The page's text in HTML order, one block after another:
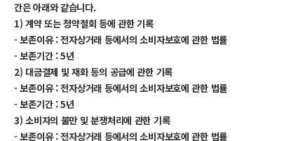
간은 아래와 같습니다.
1) 계약 또는 청약철회 등에 관한 기록
- 보존이유 : 전자상거래 등에서의 소비자보호에 관한 법률
- 보존기간 : 5년
2) 대금결제 및 재화 등의 공급에 관한 기록
- 보존이유 : 전자상거래 등에서의 소비자보호에 관한 법률
- 보존기간 : 5년
3) 소비자의 불만 및 분쟁처리에 관한 기록
- 보존이유 : 전자상거래 등에서의 소비자보호에 관한 법률